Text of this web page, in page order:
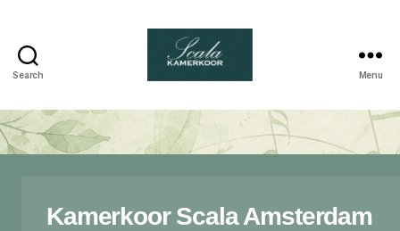
Search
kamerkoor
Menu
Kamerkoor Scala Amsterdam